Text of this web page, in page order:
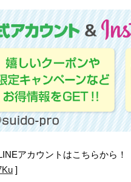
アカウントはこちらから！
]